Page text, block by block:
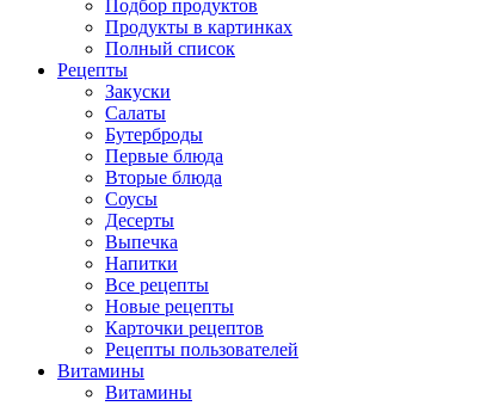
Подбор продуктов
Продукты в картинках
Полный список
Рецепты
Закуски
Салаты
Бутерброды
Первые блюда
Вторые блюда
Соусы
Десерты
Выпечка
Напитки
Все рецепты
Новые рецепты
Карточки рецептов
Рецепты пользователей
Витамины
Витамины